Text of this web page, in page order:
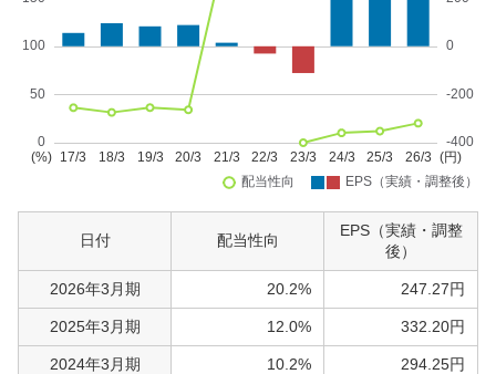
日付 配当性向
EPS（実績・調整
後）
2026年3月期 20.2% 247.27円
2025年3月期 12.0% 332.20円
2024年3月期 10.2% 294.25円